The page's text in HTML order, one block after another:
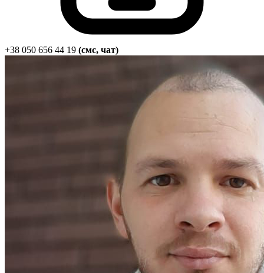
Статут УТОГ
Нормативна база УТОГ
Конвенція ООН
Декларації
+38 050 656 44 19 (смс, чат)